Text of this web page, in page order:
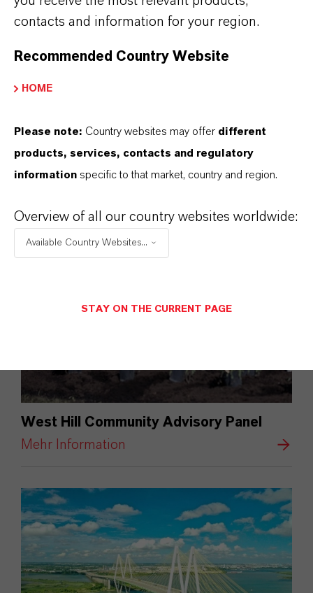
Community Advisory Panel in Elmira
Mehr Information
West Hill Community Advisory Panel
Mehr Information
contacts and information for your region.
Recommended Country Website
HOME
Please note: Country websites may offer different
products, services, contacts and regulatory
information specific to that market, country and region.
Overview of all our country websites worldwide:
Available Country Websites...
STAY ON THE CURRENT PAGE